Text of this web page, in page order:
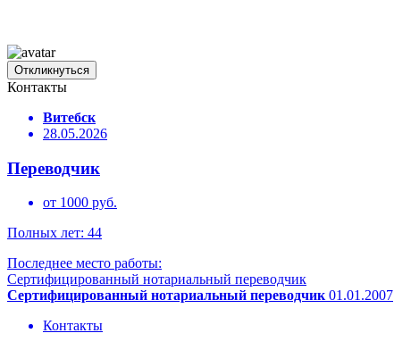
Откликнуться
Контакты
Витебск
28.05.2026
Переводчик
от 1000 руб.
Полных лет: 44
Последнее место работы:
Сертифицированный нотариальный переводчик
Сертифицированный нотариальный переводчик01.01.2007
Контакты